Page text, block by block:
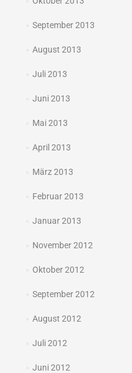
September 2013
August 2013
Juli 2013
Juni 2013
Mai 2013
April 2013
März 2013
Februar 2013
Januar 2013
November 2012
Oktober 2012
September 2012
August 2012
Juli 2012
Juni 2012